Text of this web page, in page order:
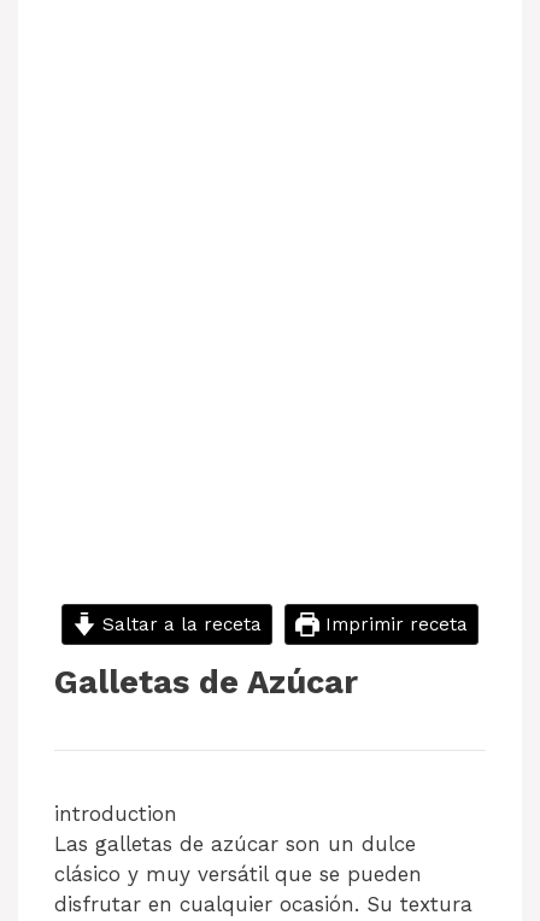
Saltar a la receta Imprimir receta
Galletas de Azúcar
introduction
Las galletas de azúcar son un dulce
clásico y muy versátil que se pueden
disfrutar en cualquier ocasión. Su textura